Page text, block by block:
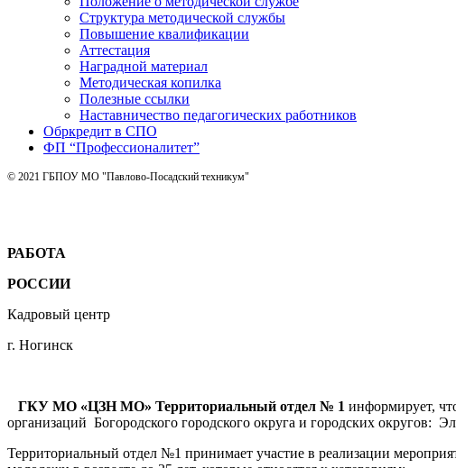
Структура методической службы
Повышение квалификации
Аттестация
Наградной материал
Методическая копилка
Полезные ссылки
Наставничество педагогических работников
Обркредит в СПО
ФП “Профессионалитет”
© 2021 ГБПОУ МО "Павлово-Посадский техникум"
РАБОТА
РОССИИ
Кадровый центр
г. Ногинск
ГКУ МО «ЦЗН МО» Территориальный отдел № 1 информирует,
организаций Богородского городского округа и городских округов:
Территориальный отдел №1 принимает участие в реализации